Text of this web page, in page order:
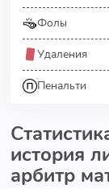
Фолы
Удаления
Пенальти
история
арбитр